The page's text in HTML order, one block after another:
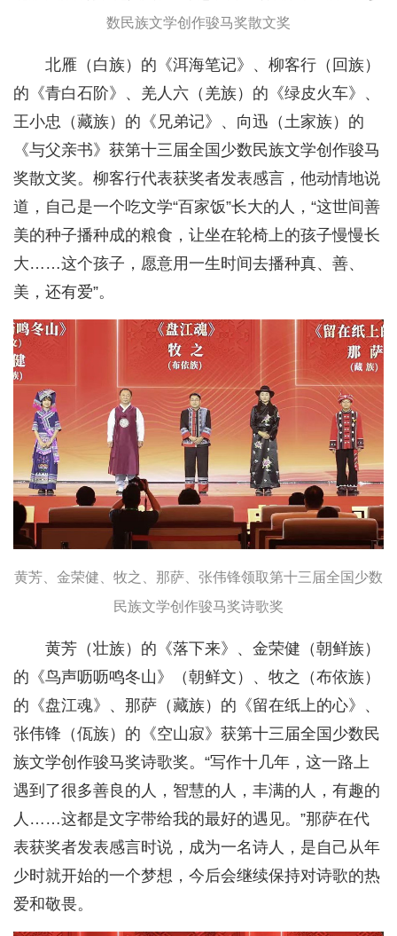
数民族文学创作骏马奖散文奖
北雁（白族）的《洱海笔记》、柳客行（回族）
的《青白石阶》、羌人六（羌族）的《绿皮火车》、
王小忠（藏族）的《兄弟记》、向迅（土家族）的
《与父亲书》获第十三届全国少数民族文学创作骏马
奖散文奖。柳客行代表获奖者发表感言，他动情地说
道，自己是一个吃文学“百家饭”长大的人，“这世间善
美的种子播种成的粮食，让坐在轮椅上的孩子慢慢长
大……这个孩子，愿意用一生时间去播种真、善、
美，还有爱”。
黄芳、金荣健、牧之、那萨、张伟锋领取第十三届全国少数
民族文学创作骏马奖诗歌奖
黄芳（壮族）的《落下来》、金荣健（朝鲜族）
的《鸟声呖呖鸣冬山》（朝鲜文）、牧之（布依族）
的《盘江魂》、那萨（藏族）的《留在纸上的心》、
张伟锋（佤族）的《空山寂》获第十三届全国少数民
族文学创作骏马奖诗歌奖。“写作十几年，这一路上
遇到了很多善良的人，智慧的人，丰满的人，有趣的
人……这都是文字带给我的最好的遇见。”那萨在代
表获奖者发表感言时说，成为一名诗人，是自己从年
少时就开始的一个梦想，今后会继续保持对诗歌的热
爱和敬畏。